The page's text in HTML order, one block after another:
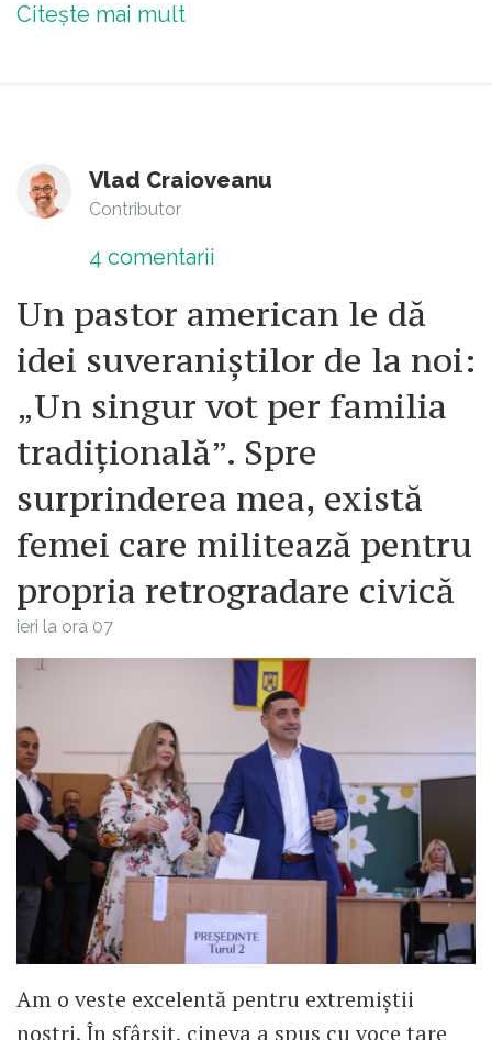
Citește mai mult
Vlad Craioveanu
Contributor
4 comentarii
Un pastor american le dă
idei suveraniștilor de la noi:
„Un singur vot per familia
tradițională”. Spre
surprinderea mea, există
femei care militează pentru
propria retrogradare civică
ieri la ora 07
Am o veste excelentă pentru extremiștii
noștri. În sfârșit, cineva a spus cu voce tare